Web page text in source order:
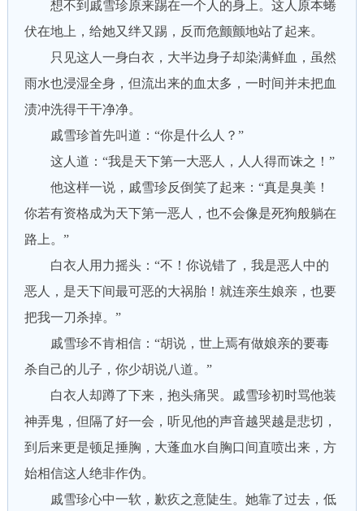
想不到戚雪珍原来踢在一个人的身上。这人原本蜷
伏在地上，给她又绊又踢，反而危颤颤地站了起来。
只见这人一身白衣，大半边身子却染满鲜血，虽然
雨水也浸湿全身，但流出来的血太多，一时间并未把血
渍冲洗得干干净净。
戚雪珍首先叫道：“你是什么人？”
这人道：“我是天下第一大恶人，人人得而诛之！”
他这样一说，戚雪珍反倒笑了起来：“真是臭美！
你若有资格成为天下第一恶人，也不会像是死狗般躺在
路上。”
白衣人用力摇头：“不！你说错了，我是恶人中的
恶人，是天下间最可恶的大祸胎！就连亲生娘亲，也要
把我一刀杀掉。”
戚雪珍不肯相信：“胡说，世上焉有做娘亲的要毒
杀自己的儿子，你少胡说八道。”
白衣人却蹲了下来，抱头痛哭。戚雪珍初时骂他装
神弄鬼，但隔了好一会，听见他的声音越哭越是悲切，
到后来更是顿足捶胸，大蓬血水自胸口间直喷出来，方
始相信这人绝非作伪。
戚雪珍心中一软，歉疚之意陡生。她靠了过去，低